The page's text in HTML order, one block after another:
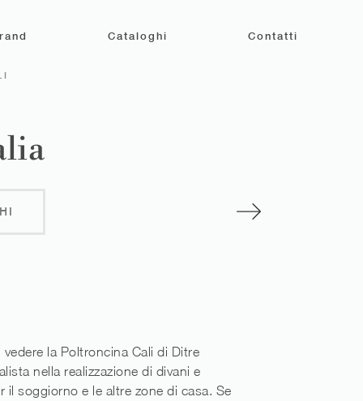
Cataloghi Contatti
la Poltroncina Cali di Ditre
nella realizzazione di divani e
il soggiorno e le altre zone di casa. Se